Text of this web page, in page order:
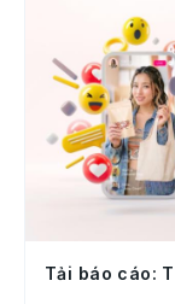
Tải báo cáo: